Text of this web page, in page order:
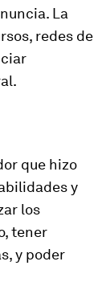
La
redes de
que hizo
y
los
tener
y poder